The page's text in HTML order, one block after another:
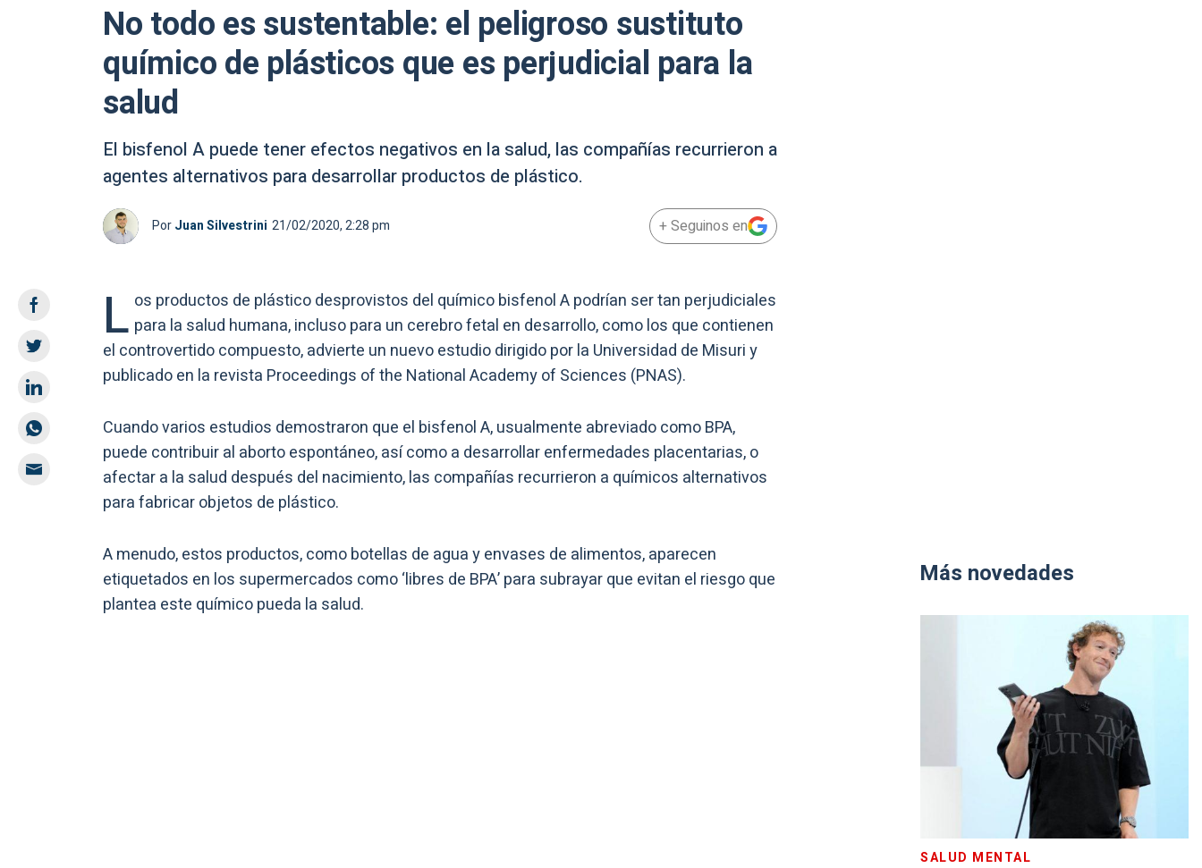
No todo es sustentable: el peligroso sustituto
químico de plásticos que es perjudicial para la
salud
El bisfenol A puede tener efectos negativos en la salud, las compañías recurrieron a
agentes alternativos para desarrollar productos de plástico.
PorJuan Silvestrini 21/02/2020, 2:28 pm + Seguinos en
L os productos de plástico desprovistos del químico bisfenol A podrían ser tan perjudiciales
para la salud humana, incluso para un cerebro fetal en desarrollo, como los que contienen
el controvertido compuesto, advierte un nuevo estudio dirigido por la Universidad de Misuri y
publicado en la revista Proceedings of the National Academy of Sciences (PNAS).
Cuando varios estudios demostraron que el bisfenol A, usualmente abreviado como BPA,
puede contribuir al aborto espontáneo, así como a desarrollar enfermedades placentarias, o
afectar a la salud después del nacimiento, las compañías recurrieron a químicos alternativos
para fabricar objetos de plástico.
A menudo, estos productos, como botellas de agua y envases de alimentos, aparecen
etiquetados en los supermercados como ‘libres de BPA’ para subrayar que evitan el riesgo que
plantea este químico pueda la salud.
Más novedades
SALUD MENTAL